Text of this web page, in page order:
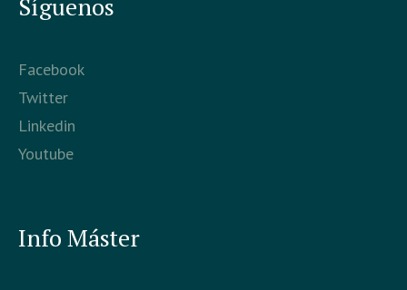
Síguenos
Facebook
Twitter
Linkedin
Youtube
Info Máster